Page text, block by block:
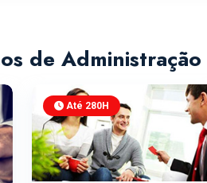
de Administração
Até 280H